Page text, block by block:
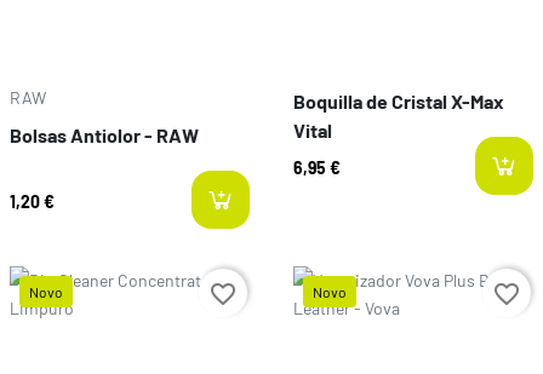
Dabbers
RAW
Bolsas Antiolor - RAW
1,20 €
Boquilla de Cristal X-Max
Vital
6,95 €
Novo
Preço
favorite_border Novo favorite_border